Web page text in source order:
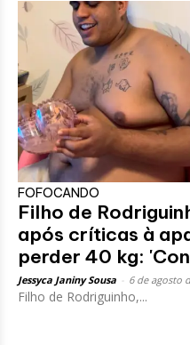
FOFOCANDO
Filho de
após críticas à
perder 40 kg:
Jessyca Janiny Sousa 6 de agosto
Filho de Rodriguinho,...